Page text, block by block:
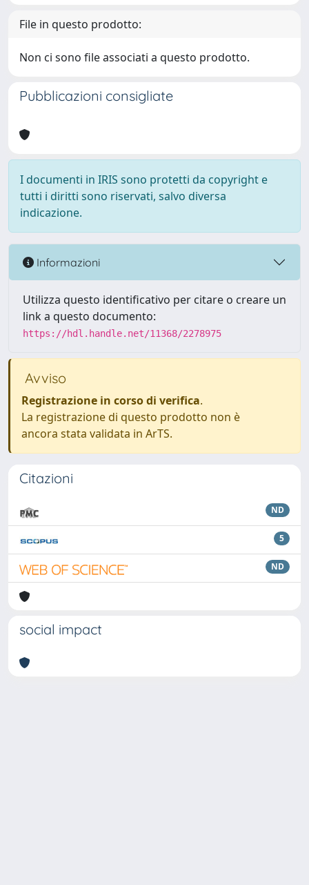
File in questo prodotto:
Non ci sono file associati a questo prodotto.
Pubblicazioni consigliate
I documenti in IRIS sono protetti da copyright e
tutti i diritti sono riservati, salvo diversa
indicazione.
Informazioni
Utilizza questo identificativo per citare o creare un
link a questo documento:
https://hdl.handle.net/11368/2278975
Avviso
Registrazione in corso di verifica.
La registrazione di questo prodotto non è
ancora stata validata in ArTS.
Citazioni
ND
5
ND
social impact